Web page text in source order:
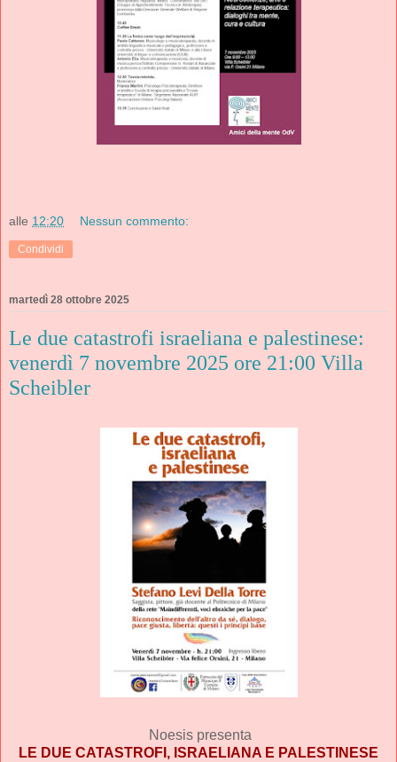
alle 12:20 Nessun commento:
Condividi
martedì 28 ottobre 2025
Le due catastrofi israeliana e palestinese:
venerdì 7 novembre 2025 ore 21:00 Villa
Scheibler
Noesis presenta
LE DUE CATASTROFI, ISRAELIANA E PALESTINESE